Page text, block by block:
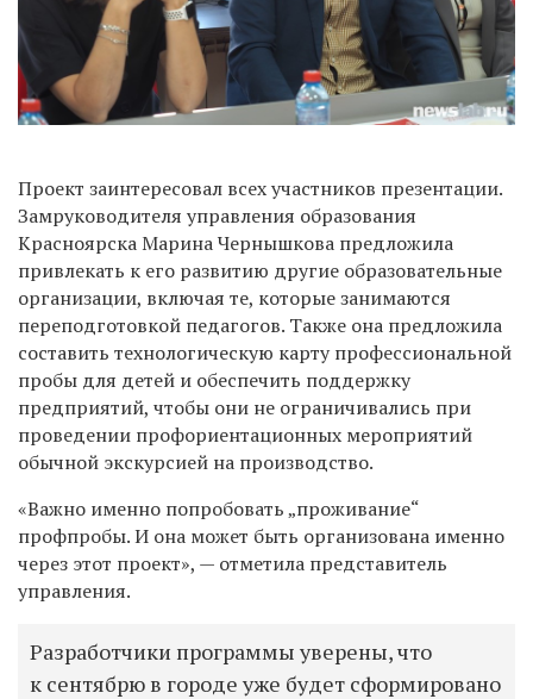
Проект заинтересовал всех участников презентации.
Замруководителя управления образования
Красноярска Марина Чернышкова предложила
привлекать к его развитию другие образовательные
организации, включая те, которые занимаются
переподготовкой педагогов. Также она предложила
составить технологическую карту профессиональной
пробы для детей и обеспечить поддержку
предприятий, чтобы они не ограничивались при
проведении профориентационных мероприятий
обычной экскурсией на производство.
«Важно именно попробовать „проживание“
профпробы. И она может быть организована именно
через этот проект», — отметила представитель
управления.
Разработчики программы уверены, что
к сентябрю в городе уже будет сформировано